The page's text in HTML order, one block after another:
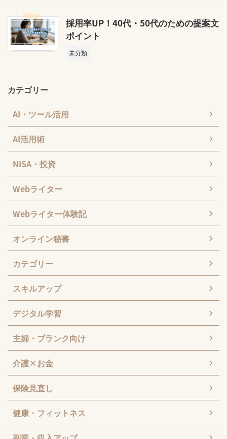
採用率UP！40代・50代のための提案文
ポイント
未分類
カテゴリー
AI・ツール活用
AI活用術
NISA・投資
Webライター
Webライター体験記
オンライン秘書
カテゴリー
スキルアップ
デジタル学習
主婦・ブランク向け
介護×お金
保険見直し
健康・フィットネス